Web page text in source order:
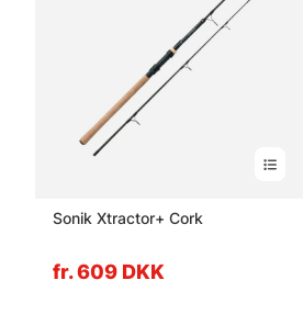
Sonik Xtractor+ Cork
fr. 609 DKK